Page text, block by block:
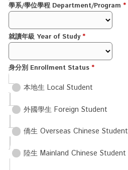
學系/學位學程 Department/Program *
就讀年級 Year of Study *
身分別 Enrollment Status *
本地生 Local Student
外國學生 Foreign Student
僑生 Overseas Chinese Student
陸生 Mainland Chinese Student